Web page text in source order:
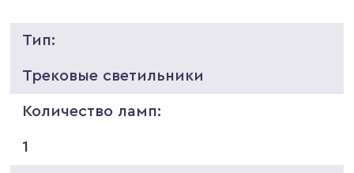
Тип:
Трековые светильники
Количество ламп:
1